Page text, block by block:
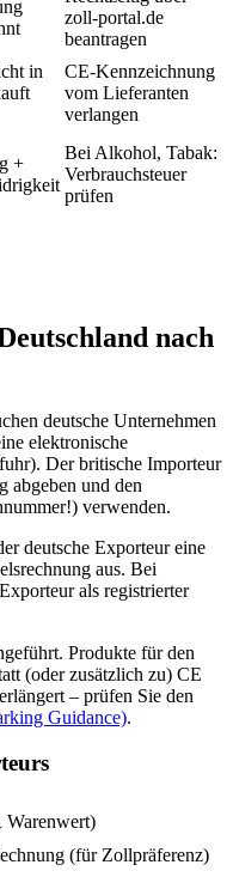
zoll-portal.de
beantragen
in
CE-Kennzeichnung
vom Lieferanten
verlangen
+
Bei Alkohol, Tabak:
Verbrauchsteuer
prüfen
nach
deutsche Unternehmen
elektronische
Der britische Importeur
abgeben und den
verwenden.
deutsche Exporteur eine
aus. Bei
als registrierter
Produkte für den
(oder zusätzlich zu) CE
– prüfen Sie den
Guidance).
Warenwert)
(für Zollpräferenz)